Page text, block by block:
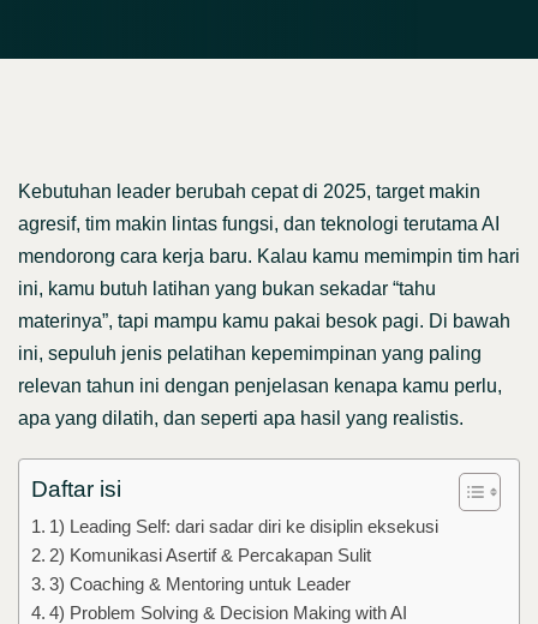
Kebutuhan leader berubah cepat di 2025, target makin
agresif, tim makin lintas fungsi, dan teknologi terutama AI
mendorong cara kerja baru. Kalau kamu memimpin tim hari
ini, kamu butuh latihan yang bukan sekadar “tahu
materinya”, tapi mampu kamu pakai besok pagi. Di bawah
ini, sepuluh jenis pelatihan kepemimpinan yang paling
relevan tahun ini dengan penjelasan kenapa kamu perlu,
apa yang dilatih, dan seperti apa hasil yang realistis.
Daftar isi
1) Leading Self: dari sadar diri ke disiplin eksekusi
2) Komunikasi Asertif & Percakapan Sulit
3) Coaching & Mentoring untuk Leader
4) Problem Solving & Decision Making with AI